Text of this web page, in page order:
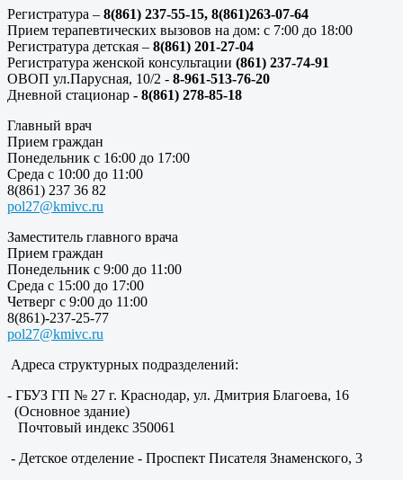
Регистратура – 8(861) 237-55-15, 8(861)263-07-64
Прием терапевтических вызовов на дом: с 7:00 до 18:00
Регистратура детская – 8(861) 201-27-04
Регистратура женской консультации (861) 237-74-91
ОВОП ул.Парусная, 10/2 - 8-961-513-76-20
Дневной стационар - 8(861) 278-85-18
Главный врач
Прием граждан
Понедельник с 16:00 до 17:00
Среда с 10:00 до 11:00
8(861) 237 36 82
pol27@kmivc.ru
Заместитель главного врача
Прием граждан
Понедельник с 9:00 до 11:00
Среда с 15:00 до 17:00
Четверг с 9:00 до 11:00
8(861)-237-25-77
pol27@kmivc.ru
Адреса структурных подразделений:
- ГБУЗ ГП № 27 г. Краснодар, ул. Дмитрия Благоева, 16
(Основное здание)
Почтовый индекс 350061
- Детское отделение - Проспект Писателя Знаменского, 3